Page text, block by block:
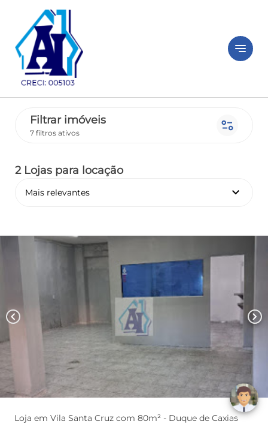
notes
Filtrar imóveis
7 filtros ativos page_info
2 Lojas para locação
Mais relevantes keyboard_arrow_down
chevron_left chevron_right
Loja em Vila Santa Cruz com 80m² - Duque de Caxias